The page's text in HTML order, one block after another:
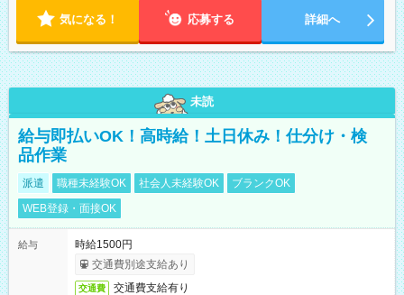
気になる！ 応募する 詳細へ
未読
給与即払いOK！高時給！土日休み！仕分け・検
品作業
派遣 職種未経験OK 社会人未経験OK
ブランクOK
WEB登録・面接OK
給与
時給1500円
交通費別途支給あり
交通費 交通費支給有り